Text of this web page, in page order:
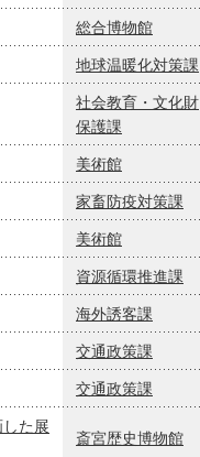
総合博物館
地球温暖化対策課
社会教育・文化財
保護課
美術館
家畜防疫対策課
美術館
資源循環推進課
海外誘客課
交通政策課
交通政策課
た展
斎宮歴史博物館